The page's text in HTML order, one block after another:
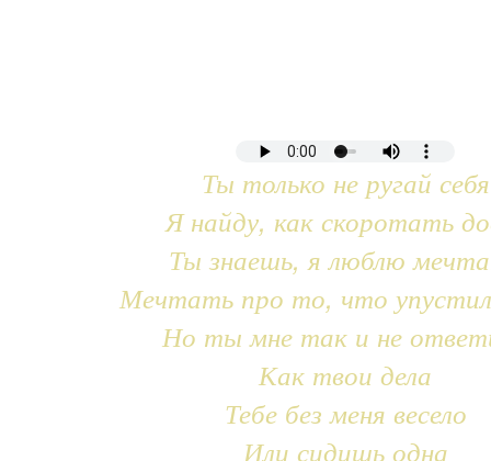
Ты только не ругай себя
Я найду, как скоротать
Ты знаешь, я люблю
Мечтать про то, что
Но ты мне так и не
Как твои дела
Тебе без меня весело
Или сидишь одна